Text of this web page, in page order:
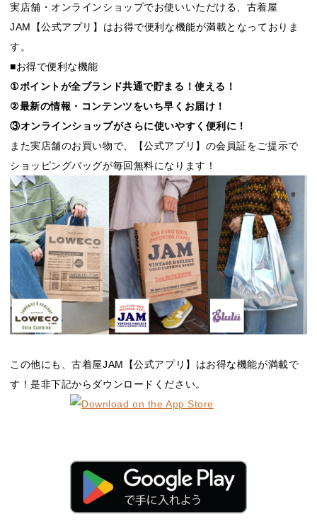
実店舗・オンラインショップでお使いいただける、古着屋
JAM【公式アプリ】はお得で便利な機能が満載となっておりま
す。
■お得で便利な機能
①ポイントが全ブランド共通で貯まる！使える！
②最新の情報・コンテンツをいち早くお届け！
③オンラインショップがさらに使いやすく便利に！
また実店舗のお買い物で、【公式アプリ】の会員証をご提示で
ショッピングバッグが毎回無料になります！
この他にも、古着屋JAM【公式アプリ】はお得な機能が満載で
す！是非下記からダウンロードください。